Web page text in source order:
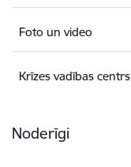
Foto un video
Krīzes vadības centrs
Noderīgi